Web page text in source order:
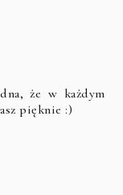
że w każdym
pięknie :)